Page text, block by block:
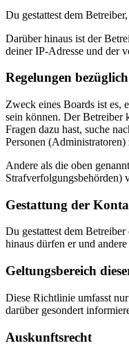
Du gestattest dem
Darüber hinaus ist der
deiner IP-Adresse und der
Regelungen
Zweck eines Boards ist es,
sein können. Der Betreiber
Fragen dazu hast, suche
Personen (Administratoren)
Andere als die oben
Strafverfolgungsbehörden)
Gestattung der
Du gestattest dem
hinaus dürfen er und
Geltungsbereich
Diese Richtlinie umfasst
darüber gesondert
Auskunftsrecht